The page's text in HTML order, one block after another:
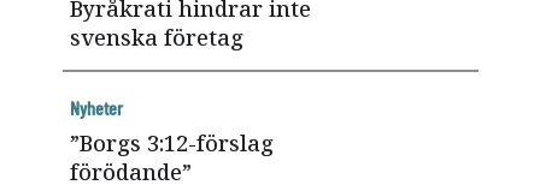
Byråkrati hindrar inte
svenska företag
”Borgs 3:12-förslag
förödande”
Nyheter